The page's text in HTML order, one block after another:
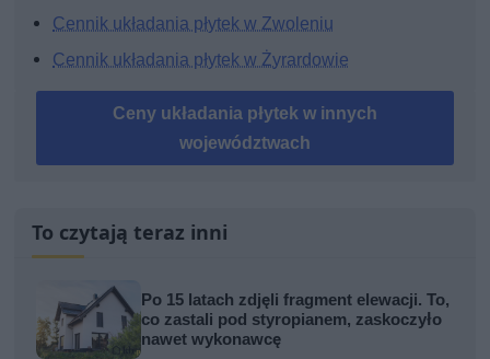
Cennik układania płytek w Zwoleniu
Cennik układania płytek w Żyrardowie
Ceny układania płytek w innych
województwach
To czytają teraz inni
Po 15 latach zdjęli fragment elewacji. To,
co zastali pod styropianem, zaskoczyło
nawet wykonawcę